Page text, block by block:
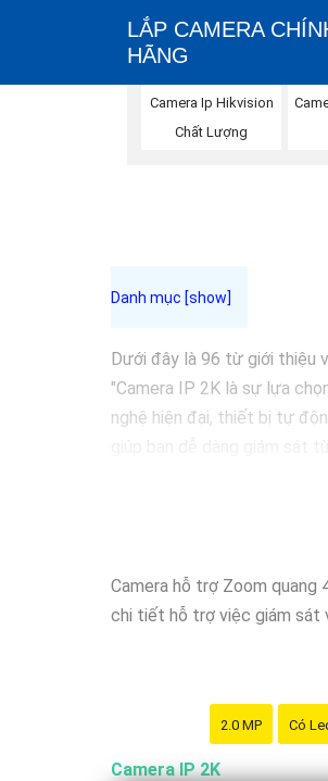
LẮP CAMERA
HÃNG
Camera Ip Hikvision
Chất Lượng
Dưới đây là 96 từ giới thiệu
"Camera IP 2K là sự lựa
nghệ hiện đại, thiết bị tự
Camera hỗ trợ Zoom quang
chi tiết hỗ trợ việc giám sát
2.0 MP Có
Camera IP 2K